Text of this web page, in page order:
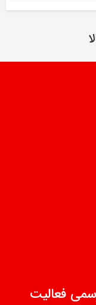
فعالیت